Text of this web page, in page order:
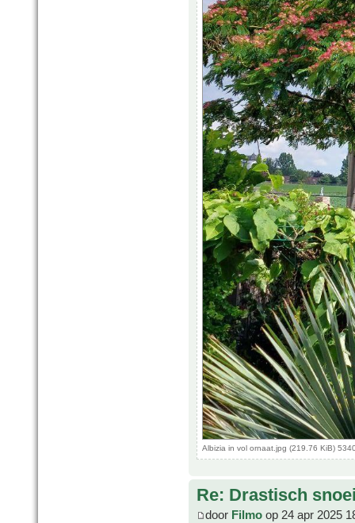
Albizia in vol ornaat.jpg (219.76 KiB)
Re: Drastisch
door Filmo op 24 apr 2025